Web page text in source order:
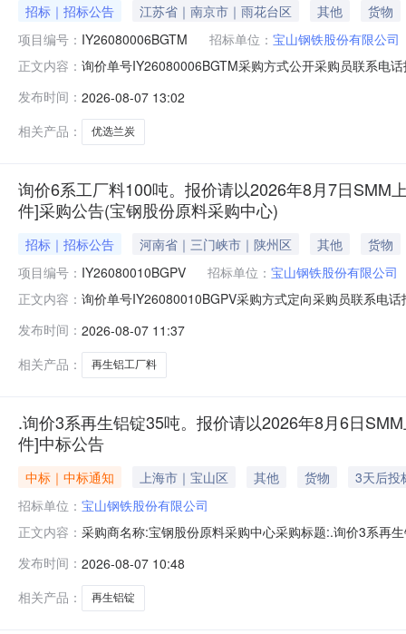
招标｜招标公告 江苏省｜南京市｜雨花台区 其他
货物
项目编号： IY26080006BGTM 招标单位： 宝山钢铁股份有限公司
正文内容： 询价单号IY26080006BGTM采购方式公开采购员联系电
二、保证金额度：2000000.0元三、商务条款：定价说
发布时间： 2026-08-07 13:02
相关产品：
优选兰炭
询价6系工厂料100吨。报价请以2026年8月7日SMM
件]采购公告(宝钢股份原料采购中心)
招标｜招标公告 河南省｜三门峡市｜陕州区 其他
货物
项目编号： IY26080010BGPV 招标单位： 宝山钢铁股份有限公司
正文内容： 询价单号IY26080010BGPV采购方式定向采购员联系电
度：0.0元三、商务条款：定价说明：湿公吨。限价类别
发布时间： 2026-08-07 11:37
相关产品：
再生铝工厂料
.询价3系再生铝锭35吨。报价请以2026年8月6日
件]中标公告
中标｜中标通知 上海市｜宝山区 其他 货物
3天后投
招标单位： 宝山钢铁股份有限公司
正文内容： 采购商名称:宝钢股份原料采购中心采购标题:.询价3系再
发布时间： 2026-08-07 10:48
相关产品：
再生铝锭